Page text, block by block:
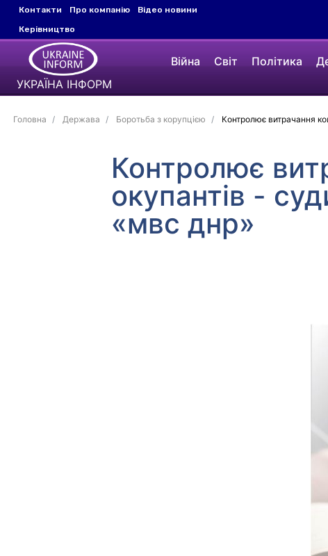
Контакти Про компанію
Відео новини
Керівництво
УКРАЇНА ІНФОРМ
Війна Світ Політика
Головна Держава Боротьба з корупцією Контролює витрачання
Контролює
окупантів -
«мвс днр»